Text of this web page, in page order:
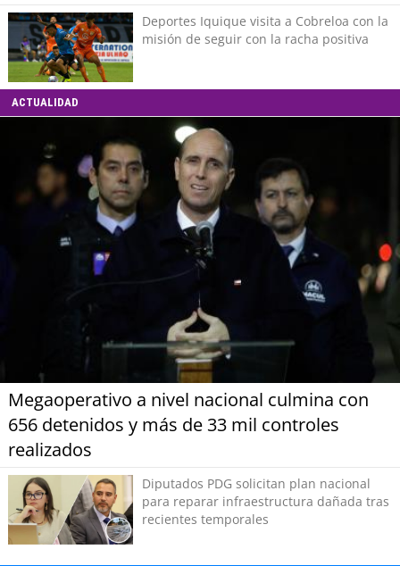
Deportes Iquique visita a Cobreloa con la
misión de seguir con la racha positiva
ACTUALIDAD
Megaoperativo a nivel nacional culmina con
656 detenidos y más de 33 mil controles
realizados
Diputados PDG solicitan plan nacional
para reparar infraestructura dañada tras
recientes temporales